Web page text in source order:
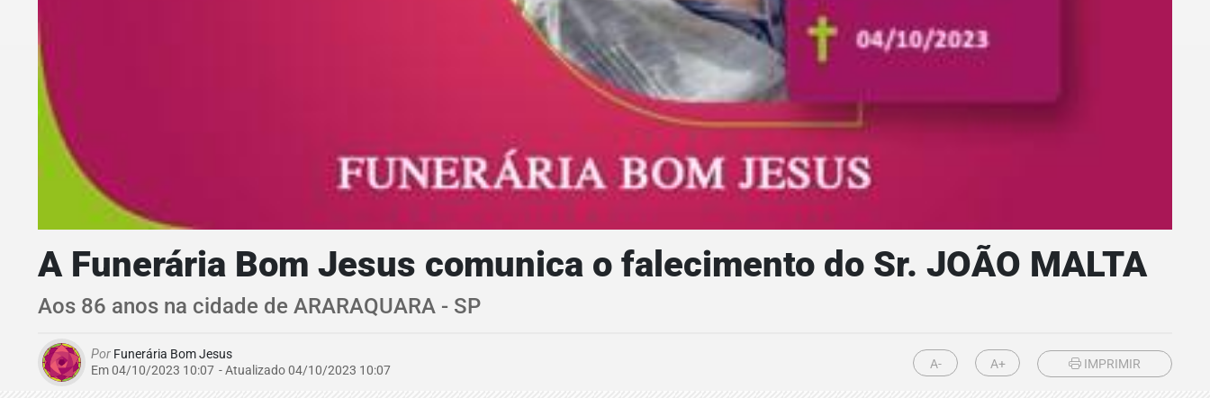
A Funerária Bom Jesus comunica o falecimento do Sr. JOÃO MALTA
Aos 86 anos na cidade de ARARAQUARA - SP
Por Funerária Bom Jesus
Em 04/10/2023 10:07 - Atualizado04/10/2023 10:07 A- A+ IMPRIMIR